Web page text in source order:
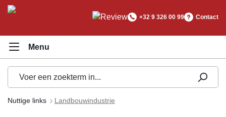
+32 9 326 00 99 Contact
Nuttige links Landbouwindustrie